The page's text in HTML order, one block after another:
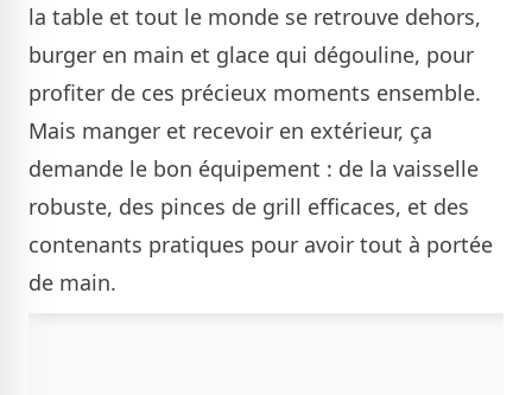
la table et tout le monde se retrouve dehors,
burger en main et glace qui dégouline, pour
profiter de ces précieux moments ensemble.
Mais manger et recevoir en extérieur, ça
demande le bon équipement : de la vaisselle
robuste, des pinces de grill efficaces, et des
contenants pratiques pour avoir tout à portée
de main.